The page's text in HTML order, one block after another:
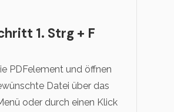
1. Strg + F
PDFelement und öffnen
Datei über das
oder durch einen Klick